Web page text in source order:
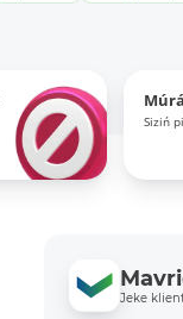
Siziń
Jeke